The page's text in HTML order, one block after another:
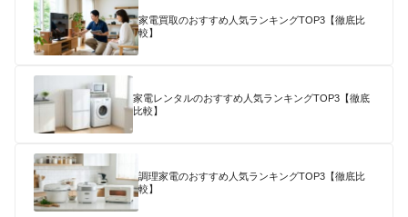
家電買取のおすすめ人気ランキングTOP3【徹底比
較】
家電レンタルのおすすめ人気ランキングTOP3【徹底
比較】
調理家電のおすすめ人気ランキングTOP3【徹底比
較】